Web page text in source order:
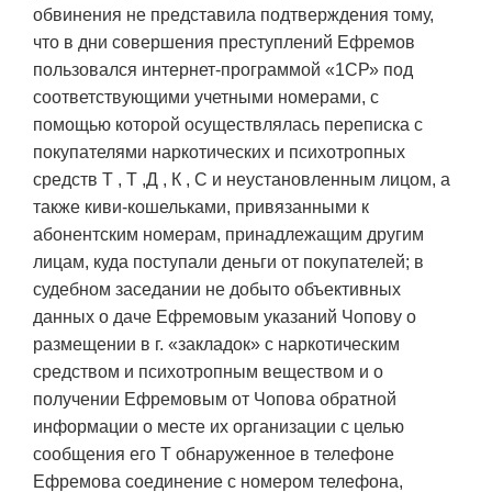
обвинения не представила подтверждения тому,
что в дни совершения преступлений Ефремов
пользовался интернет-программой «1СР» под
соответствующими учетными номерами, с
помощью которой осуществлялась переписка с
покупателями наркотических и психотропных
средств Т , Т ,Д , К , С и неустановленным лицом, а
также киви-кошельками, привязанными к
абонентским номерам, принадлежащим другим
лицам, куда поступали деньги от покупателей; в
судебном заседании не добыто объективных
данных о даче Ефремовым указаний Чопову о
размещении в г. «закладок» с наркотическим
средством и психотропным веществом и о
получении Ефремовым от Чопова обратной
информации о месте их организации с целью
сообщения его Т обнаруженное в телефоне
Ефремова соединение с номером телефона,